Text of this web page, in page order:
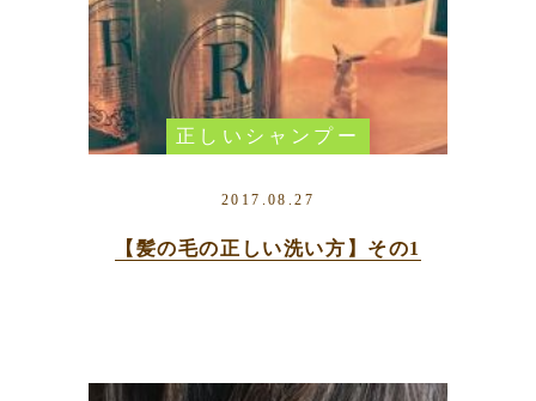
正しいシャンプー
2017.08.27
【髪の毛の正しい洗い方】その1